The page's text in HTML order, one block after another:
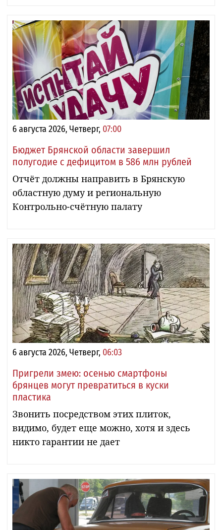
6 августа 2026, Четверг, 07:00
Бюджет Брянской области завершил
полугодие с дефицитом в 586 млн рублей
Отчёт должны направить в Брянскую
областную думу и региональную
Контрольно-счётную палату
6 августа 2026, Четверг, 06:03
Пригрели змею: осенью смартфоны
брянцев могут превратиться в куски
пластика
Звонить посредством этих плиток,
видимо, будет еще можно, хотя и здесь
никто гарантии не дает